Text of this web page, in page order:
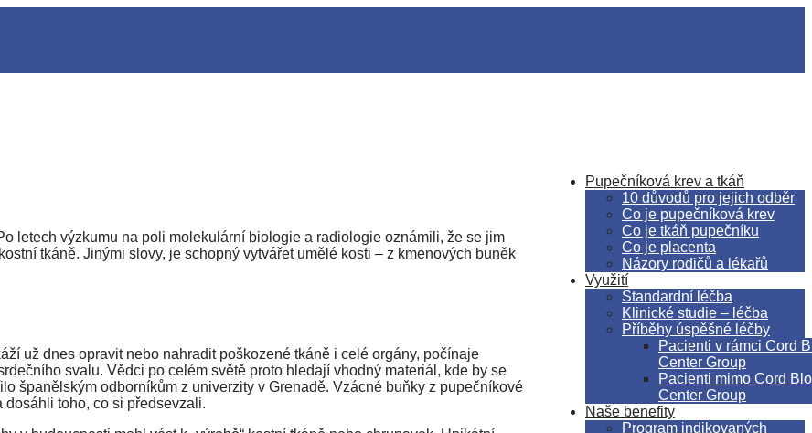
Pupečníková krev a tkáň
10 důvodů pro jejich odběr
Co je pupečníková krev
Co je tkáň pupečníku
Co je placenta
Názory rodičů a lékařů
Využití
Standardní léčba
Klinické studie – léčba
Příběhy úspěšné léčby
Pacienti v rámci Cord
Center Group
Pacienti mimo Cord
Center Group
Naše benefity
Program indikovaných
letech výzkumu na poli molekulární biologie a radiologie oznámili, že se jim
tkáně. Jinými slovy, je schopný vytvářet umělé kosti – z kmenových buněk
už dnes opravit nebo nahradit poškozené tkáně i celé orgány, počínaje
svalu. Vědci po celém světě proto hledají vhodný materiál, kde by se
španělským odborníkům z univerzity v Grenadě. Vzácné buňky z pupečníkové
toho, co si předsevzali.